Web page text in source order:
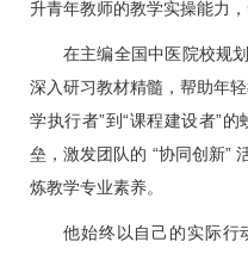
升青年教师的教学实操能力
在主编全国中医院校规
深入研习教材精髓，帮助年
学执行者”到“课程建设者”
垒，激发团队的 “协同创新”
炼教学专业素养。
他始终以自己的实际行